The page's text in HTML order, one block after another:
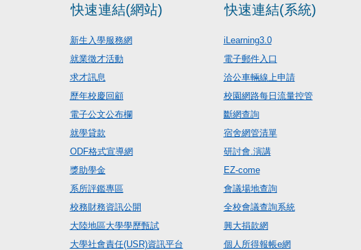
快速連結(網站)
新生入學服務網
就業徵才活動
求才訊息
歷年校慶回顧
電子公文公布欄
就學貸款
ODF格式宣導網
獎助學金
系所評鑑專區
校務財務資訊公開
大陸地區大學學歷甄試
大學社會責任(USR)資訊平台
快速連結(系統)
iLearning3.0
電子郵件入口
洽公車輛線上申請
校園網路每日流量控管
斷網查詢
宿舍網管清單
研討會.演講
EZ-come
會議場地查詢
全校會議查詢系統
興大捐款網
個人所得報帳e網